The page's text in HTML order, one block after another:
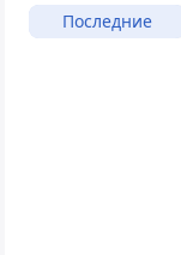
Последние